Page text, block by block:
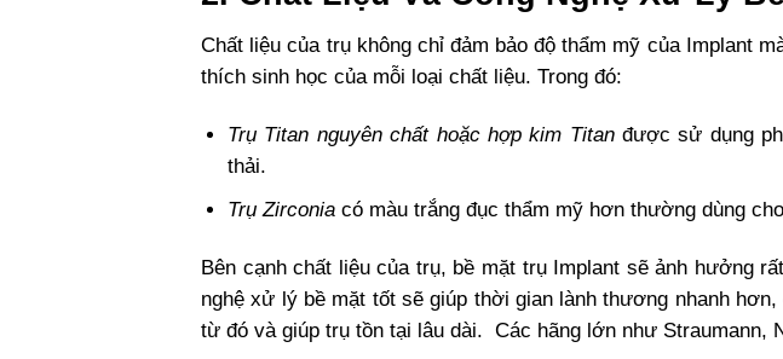
Chất liệu của trụ không chỉ đảm bảo độ thẩm mỹ của Implant
thích sinh học của mỗi loại chất liệu. Trong đó:
Trụ Titan nguyên chất hoặc hợp kim Titanđược sử dụng
thải.
Trụ Zirconia có màu trắng đục thẩm mỹ hơn thường dùng
Bên cạnh chất liệu của trụ, bề mặt trụ Implant sẽ ảnh hưởng
nghệ xử lý bề mặt tốt sẽ giúp thời gian lành thương nhanh
từ đó và giúp trụ tồn tại lâu dài. Các hãng lớn như Straumann,